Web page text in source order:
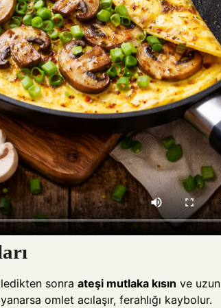
sonra ateşi mutlaka kısın ve uzun
omlet acılaşır, ferahlığı kaybolur.